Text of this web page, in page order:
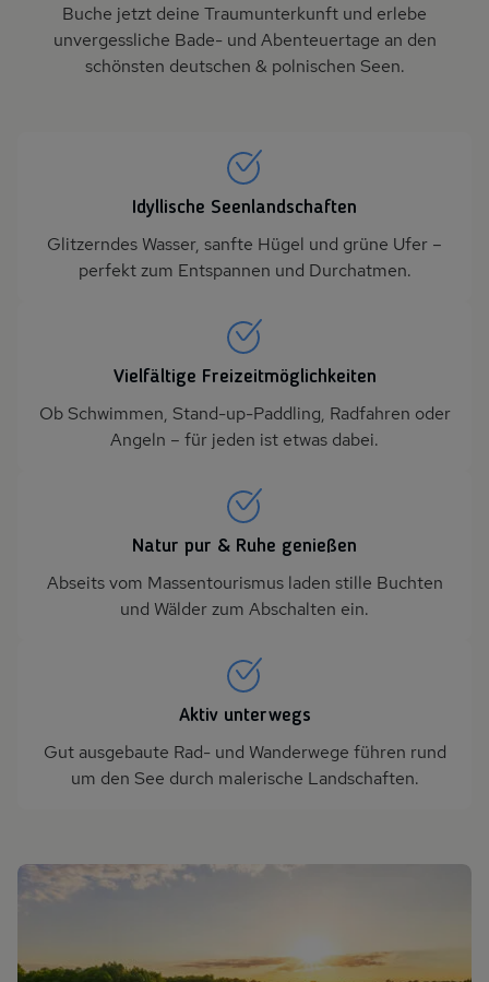
Buche jetzt deine Traumunterkunft und erlebe
unvergessliche Bade- und Abenteuertage an den
schönsten deutschen & polnischen Seen.
Idyllische Seenlandschaften
Glitzerndes Wasser, sanfte Hügel und grüne Ufer –
perfekt zum Entspannen und Durchatmen.
Vielfältige Freizeitmöglichkeiten
Ob Schwimmen, Stand-up-Paddling, Radfahren oder
Angeln – für jeden ist etwas dabei.
Natur pur & Ruhe genießen
Abseits vom Massentourismus laden stille Buchten
und Wälder zum Abschalten ein.
Aktiv unterwegs
Gut ausgebaute Rad- und Wanderwege führen rund
um den See durch malerische Landschaften.